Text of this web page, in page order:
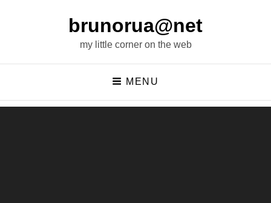
brunorua@net
my little corner on the web
MENU